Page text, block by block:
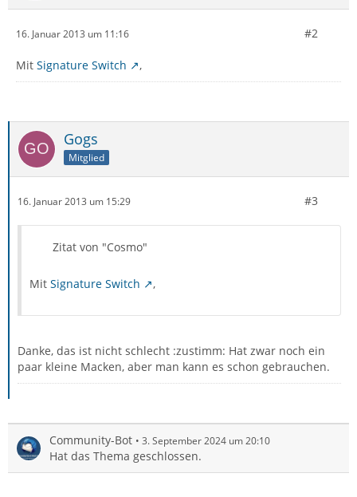
16. Januar 2013 um 11:16 #2
Mit Signature Switch ,
Gogs
Mitglied
16. Januar 2013 um 15:29 #3
Zitat von "Cosmo"
Mit Signature Switch ,
Danke, das ist nicht schlecht :zustimm: Hat zwar noch ein
paar kleine Macken, aber man kann es schon gebrauchen.
Community-Bot 3. September 2024 um 20:10
Hat das Thema geschlossen.